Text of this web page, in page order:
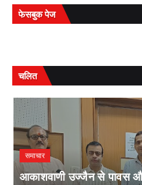
फेसबुक पेज
चलित
समाचार
आकाशवाणी उज्जैन से पावस